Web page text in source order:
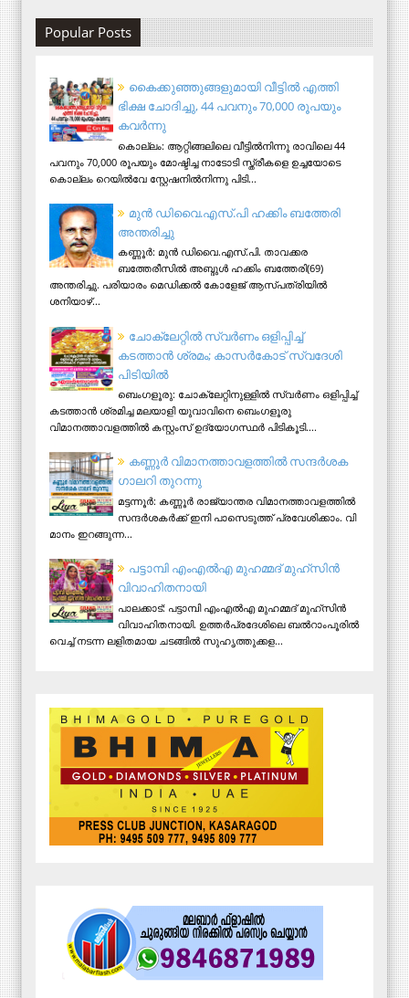
Popular Posts
കൈക്കുഞ്ഞുങ്ങളുമായി വീട്ടിൽ എത്തി
ഭിക്ഷ ചോദിച്ചു, 44 പവനും 70,000 രൂപയും
കവർന്നു
കൊല്ലം: ആറ്റിങ്ങലിലെ വീട്ടിൽനിന്നു രാവിലെ 44
പവനും 70,000 രൂപയും മോഷ്ടിച്ച നാടോടി സ്ത്രീകളെ ഉച്ചയോടെ
കൊല്ലം റെയിൽവേ സ്റ്റേഷനിൽനിന്നു പിടി...
മുന്‍ ഡിവൈ.എസ്.പി ഹക്കിം ബത്തേരി
അന്തരിച്ചു
കണ്ണൂര്‍: മുന്‍ ഡിവൈ.എസ്.പി. താവക്കര
ബത്തേരീസില്‍ അബ്ദുള്‍ ഹക്കിം ബത്തേരി(69)
അന്തരിച്ചു. പരിയാരം മെഡിക്കല്‍ കോളേജ് ആസ്​പത്രിയില്‍
ശനിയാഴ്...
ചോക്ലേറ്റിൽ സ്വർണം ഒളിപ്പിച്ച്
കടത്താൻ ശ്രമം; കാസർകോട് സ്വദേശി
പിടിയില്‍
ബെംഗളൂരു: ചോക്ലേറ്റിനുള്ളിൽ സ്വർണം ഒളിപ്പിച്ച്
കടത്താൻ ശ്രമിച്ച മലയാളി യുവാവിനെ ബെംഗളൂരു
വിമാനത്താവളത്തിൽ കസ്റ്റംസ് ഉദ്യോഗസ്ഥർ പിടികൂടി....
ക​ണ്ണൂ​ർ വി​മാ​ന​ത്താ​വ​ള​ത്തി​ൽ സ​ന്ദ​ർ​ശ​ക
ഗാ​ല​റി തു​റ​ന്നു
മ​ട്ട​ന്നൂ​ർ: ക​ണ്ണൂ​ർ രാ​ജ്യാ​ന്ത​ര വി​മാ​ന​ത്താ​വ​ള​ത്തി​ൽ
സ​ന്ദ​ർ​ശ​ക​ർ​ക്ക് ഇ​നി പാ​സെ​ടു​ത്ത് പ്ര​വേ​ശി​ക്കാം. വി​
മാ​നം ഇ​റ​ങ്ങു​ന്ന...
പട്ടാമ്പി എംഎല്‍എ മുഹമ്മദ് മുഹ്‌സിന്‍
വിവാഹിതനായി
പാലക്കാട്: പട്ടാമ്പി എംഎല്‍എ മുഹമ്മദ് മുഹ്‌സിന്‍
വിവാഹിതനായി. ഉത്തര്‍പ്രദേശിലെ ബല്‍റാംപൂരില്‍
വെച്ച് നടന്ന ലളിതമായ ചടങ്ങില്‍ സുഹൃത്തുക്കള...